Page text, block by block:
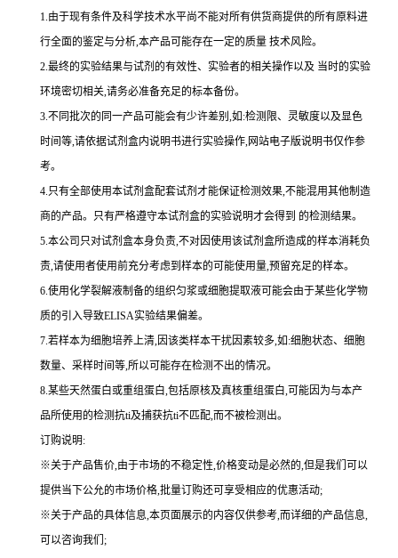
1.由于现有条件及科学技术水平尚不能对所有供货商提供的所有原料进
行全面的鉴定与分析,本产品可能存在一定的质量 技术风险。
2.最终的实验结果与试剂的有效性、实验者的相关操作以及 当时的实验
环境密切相关,请务必准备充足的标本备份。
3.不同批次的同一产品可能会有少许差别,如:检测限、灵敏度以及显色
时间等,请依据试剂盒内说明书进行实验操作,网站电子版说明书仅作参
考。
4.只有全部使用本试剂盒配套试剂才能保证检测效果,不能混用其他制造
商的产品。只有严格遵守本试剂盒的实验说明才会得到 的检测结果。
5.本公司只对试剂盒本身负责,不对因使用该试剂盒所造成的样本消耗负
责,请使用者使用前充分考虑到样本的可能使用量,预留充足的样本。
6.使用化学裂解液制备的组织匀浆或细胞提取液可能会由于某些化学物
质的引入导致ELISA实验结果偏差。
7.若样本为细胞培养上清,因该类样本干扰因素较多,如:细胞状态、细胞
数量、采样时间等,所以可能存在检测不出的情况。
8.某些天然蛋白或重组蛋白,包括原核及真核重组蛋白,可能因为与本产
品所使用的检测抗ti及捕获抗ti不匹配,而不被检测出。
订购说明:
※关于产品售价,由于市场的不稳定性,价格变动是必然的,但是我们可以
提供当下公允的市场价格,批量订购还可享受相应的优惠活动;
※关于产品的具体信息,本页面展示的内容仅供参考,而详细的产品信息,
可以咨询我们;